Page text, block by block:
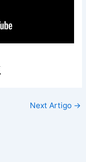
Next Artigo →